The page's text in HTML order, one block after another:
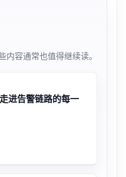
容通常也值得继续读。
进告警链路的每一